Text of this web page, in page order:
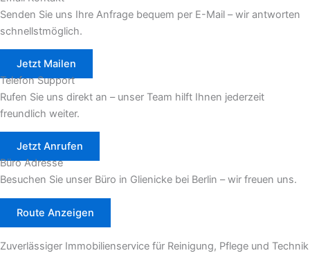
Senden Sie uns Ihre Anfrage bequem per E-Mail – wir antworten
schnellstmöglich.
Jetzt Mailen
Telefon Support
Rufen Sie uns direkt an – unser Team hilft Ihnen jederzeit
freundlich weiter.
Jetzt Anrufen
Büro Adresse
Besuchen Sie unser Büro in Glienicke bei Berlin – wir freuen uns.
Route Anzeigen
Zuverlässiger Immobilienservice für Reinigung, Pflege und Technik